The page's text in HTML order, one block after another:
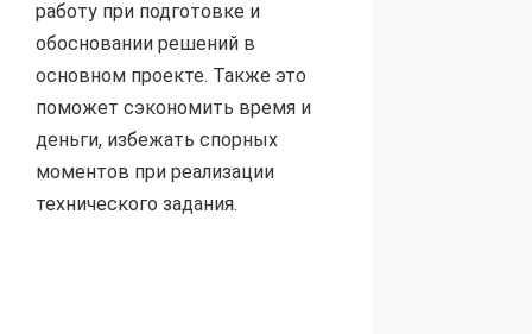
работу при подготовке и
обосновании решений в
основном проекте. Также это
поможет сэкономить время и
деньги, избежать спорных
моментов при реализации
технического задания.